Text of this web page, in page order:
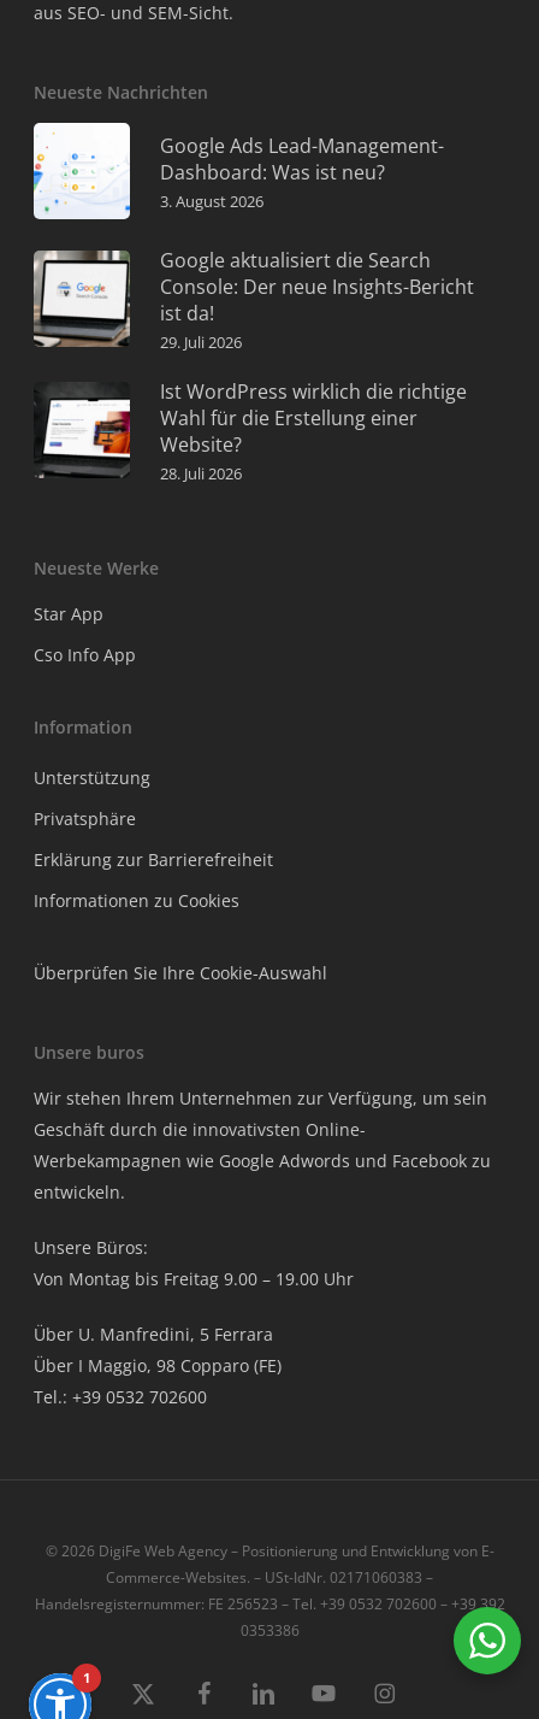
aus SEO- und SEM-Sicht.
Neueste Nachrichten
Google Ads Lead-Management-
Dashboard: Was ist neu?
3. August 2026
Google aktualisiert die Search
Console: Der neue Insights-Bericht
ist da!
29. Juli 2026
Ist WordPress wirklich die richtige
Wahl für die Erstellung einer
Website?
28. Juli 2026
Neueste Werke
Star App
Cso Info App
Information
Unterstützung
Privatsphäre
Erklärung zur Barrierefreiheit
Informationen zu Cookies
Überprüfen Sie Ihre Cookie-Auswahl
Unsere buros
Wir stehen Ihrem Unternehmen zur Verfügung, um sein
Geschäft durch die innovativsten Online-
Werbekampagnen wie Google Adwords und Facebook zu
entwickeln.
Unsere Büros:
Von Montag bis Freitag 9.00 – 19.00 Uhr
Über U. Manfredini, 5 Ferrara
Über I Maggio, 98 Copparo (FE)
Tel.: +39 0532 702600
© 2026 DigiFe Web Agency – Positionierung und Entwicklung von E-
Commerce-Websites. – USt-IdNr. 02171060383 –
Handelsregisternummer: FE 256523 – Tel. +39 0532 702600 – +39 392
0353386
x-
FacebookLinkedIn Youtube instagram
1